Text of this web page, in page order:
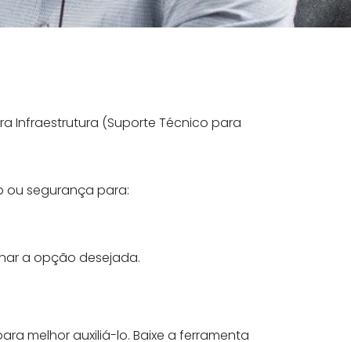
Infraestrutura (Suporte Técnico para
ou segurança para:
a opção desejada.
melhor auxiliá-lo. Baixe a ferramenta